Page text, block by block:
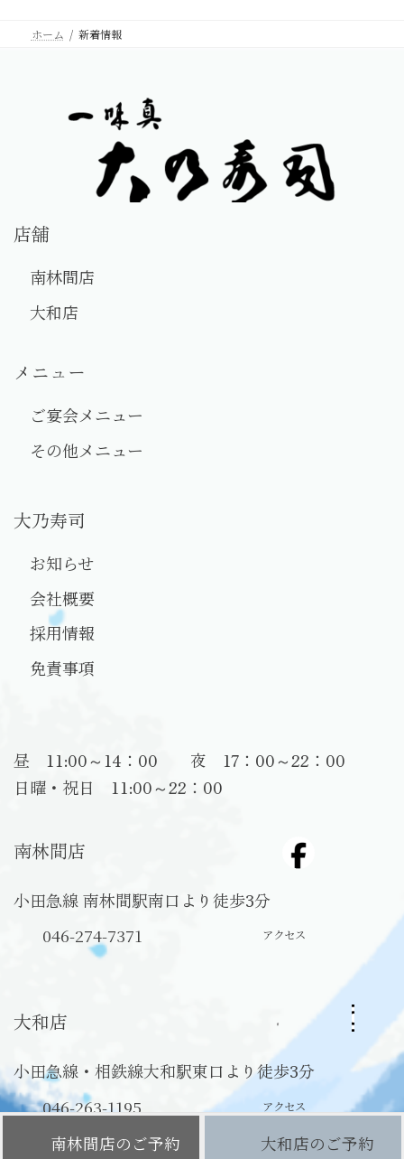
り
ホーム 新着情報
店舗
南林間店
大和店
メニュー
ご宴会メニュー
その他メニュー
大乃寿司
お知らせ
会社概要
採用情報
免責事項
昼 11:00～14：00 夜 17：00～22：00
日曜・祝日 11:00～22：00
南林間店
小田急線 南林間駅南口より徒歩3分
046-274-7371 アクセス
大和店
ン
ク
小田急線・相鉄線大和駅東口より徒歩3分
046-263-1195 アクセス
南林間店のご予約 大和店のご予約